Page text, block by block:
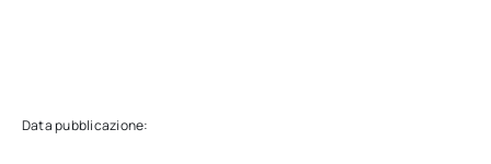
Data pubblicazione: